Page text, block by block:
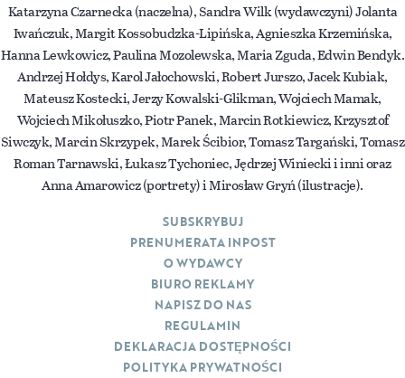
Katarzyna Czarnecka (naczelna), Sandra Wilk (wydawczyni) Jolanta
Iwańczuk, Margit Kossobudzka-Lipińska, Agnieszka Krzemińska,
Hanna Lewkowicz, Paulina Mozolewska, Maria Zguda, Edwin Bendyk.
Andrzej Hołdys, Karol Jałochowski, Robert Jurszo, Jacek Kubiak,
Mateusz Kostecki, Jerzy Kowalski-Glikman, Wojciech Mamak,
Wojciech Mikołuszko, Piotr Panek, Marcin Rotkiewicz, Krzysztof
Siwczyk, Marcin Skrzypek, Marek Ścibior, Tomasz Targański, Tomasz
Roman Tarnawski, Łukasz Tychoniec, Jędrzej Winiecki i inni oraz
Anna Amarowicz (portrety) i Mirosław Gryń (ilustracje).
SUBSKRYBUJ
PRENUMERATA INPOST
O WYDAWCY
BIURO REKLAMY
NAPISZ DO NAS
REGULAMIN
DEKLARACJA DOSTĘPNOŚCI
POLITYKA PRYWATNOŚCI